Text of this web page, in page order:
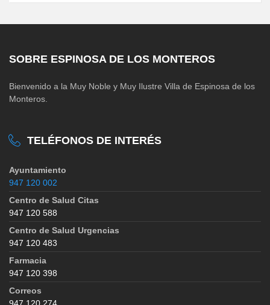
SOBRE ESPINOSA DE LOS MONTEROS
Bienvenido a la Muy Noble y Muy Ilustre Villa de Espinosa de los
Monteros.
TELÉFONOS DE INTERÉS
Ayuntamiento
947 120 002
Centro de Salud Citas
947 120 588
Centro de Salud Urgencias
947 120 483
Farmacia
947 120 398
Correos
947 120 274